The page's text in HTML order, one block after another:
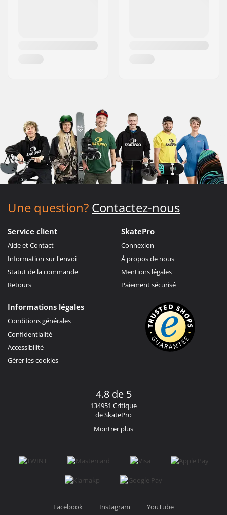
Une question? Contactez-nous
Service client
Aide et Contact
Information sur l'envoi
Statut de la commande
Retours
SkatePro
Connexion
À propos de nous
Mentions légales
Paiement sécurisé
Informations légales
Conditions générales
Confidentialité
Accessibilité
Gérer les cookies
4.8 de 5
134951 Critique
de SkatePro
Montrer plus
Facebook Instagram YouTube